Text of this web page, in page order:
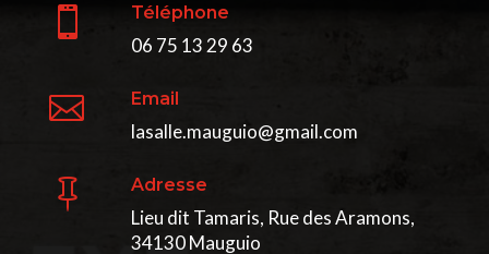
 Téléphone
06 75 13 29 63
 Email
lasalle.mauguio@gmail.com
 Adresse
Lieu dit Tamaris, Rue des Aramons,
34130 Mauguio